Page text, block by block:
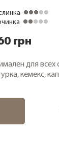
грн
для всех
кемекс,